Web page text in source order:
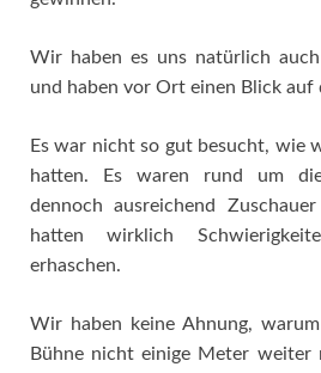
Wir haben es uns natürlich
und haben vor Ort einen Blick auf
Es war nicht so gut besucht, wie
hatten. Es waren rund um
dennoch ausreichend
hatten wirklich
erhaschen.
Wir haben keine Ahnung,
Bühne nicht einige Meter weiter